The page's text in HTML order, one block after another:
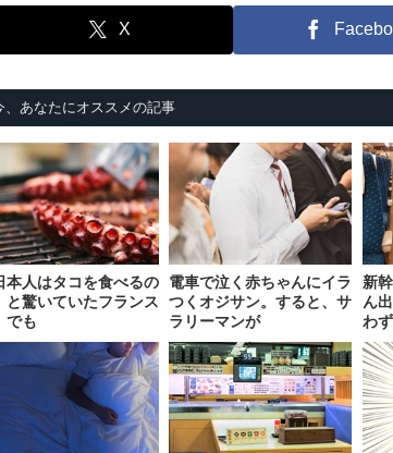
X
、あなたにオススメの記事
本人はタコを食べるの
と驚いていたフランス
でも
電車で泣く赤ちゃんにイラ
つくオジサン。すると、サ
ラリーマンが
新
ん
わ